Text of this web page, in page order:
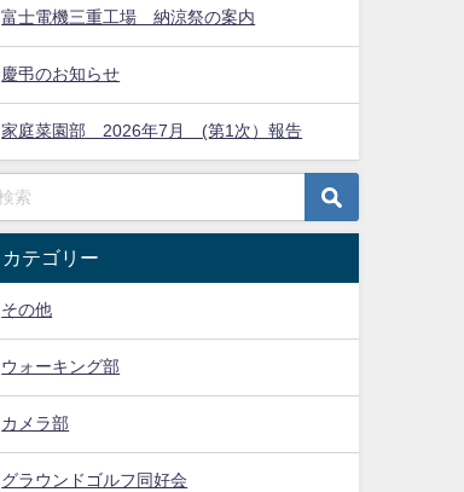
富士電機三重工場 納涼祭の案内
慶弔のお知らせ
家庭菜園部 2026年7月 (第1次）報告
カテゴリー
その他
ウォーキング部
カメラ部
グラウンドゴルフ同好会